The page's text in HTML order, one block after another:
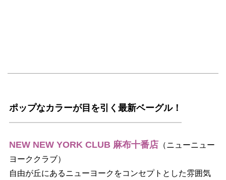
ポップなカラーが目を引く最新ベーグル！
NEW NEW YORK CLUB 麻布十番店 （ニューニュー
ヨーククラブ）
自由が丘にあるニューヨークをコンセプトとした雰囲気